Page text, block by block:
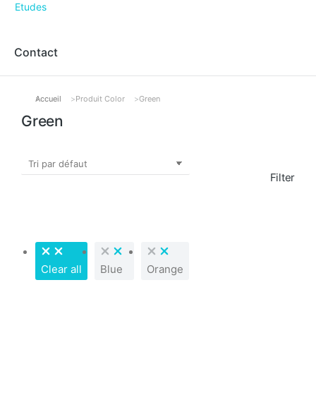
Etudes
Contact
Vous êtes ici :
Accueil Produit Color Green
Green
Filter
Clear all Blue Orange